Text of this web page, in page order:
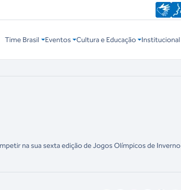
Time Brasil Eventos Cultura e Educação Institucional
na sua sexta edição de Jogos Olímpicos de Inverno